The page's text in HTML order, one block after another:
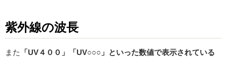
紫外線の波長
また
「UV４００」「UV○○○」といった数値で表示されている